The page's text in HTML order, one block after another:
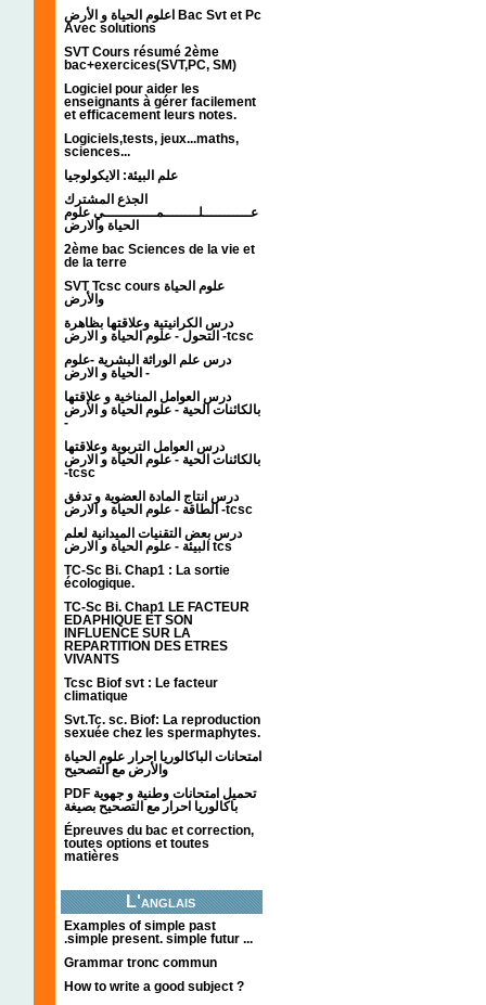
اعلوم الحياة و الأرض Bac Svt et Pc
Avec solutions
SVT Cours résumé 2ème
bac+exercices(SVT,PC, SM)
Logiciel pour aider les
enseignants à gérer facilement
et efficacement leurs notes.
Logiciels,tests, jeux...maths,
sciences...
علم البيئة: الايكولوجيا
الجذع المشترك
عـــــــــــلــــــــمــــــــــــي علوم
الحياة والارض
2ème bac Sciences de la vie et
de la terre
SVT Tcsc cours علوم الحياة
والأرض
درس الكرانيتية وعلاقتها بظاهرة
التحول - علوم الحياة و الارض -tcsc
درس علم الوراثة البشرية -علوم
الحياة و الارض -
درس العوامل المناخية و علاقتها
بالكائنات الحية - علوم الحياة و الأرض
-
درس العوامل التربوية وعلاقتها
بالكائنات الحية - علوم الحياة و الارض
-tcsc
درس انتاج المادة العضوية و تدفق
الطاقة - علوم الحياة و الارض -tcsc
درس بعض التقنيات الميدانية لعلم
البيئة - علوم الحياة و الارض tcs
TC-Sc Bi. Chap1 : La sortie
écologique.
TC-Sc Bi. Chap1 LE FACTEUR
EDAPHIQUE ET SON
INFLUENCE SUR LA
REPARTITION DES ETRES
VIVANTS
Tcsc Biof svt : Le facteur
climatique
Svt.Tc. sc. Biof: La reproduction
sexuée chez les spermaphytes.
امتحانات الباكالوريا احرار علوم الحياة
والأرض مع التصحيح
PDF تحميل امتحانات وطنية و جهوية
باكالوريا احرار مع التصحيح بصيغة
Épreuves du bac et correction,
toutes options et toutes
matières
L'anglais
Examples of simple past
.simple present. simple futur ...
Grammar tronc commun
How to write a good subject ?